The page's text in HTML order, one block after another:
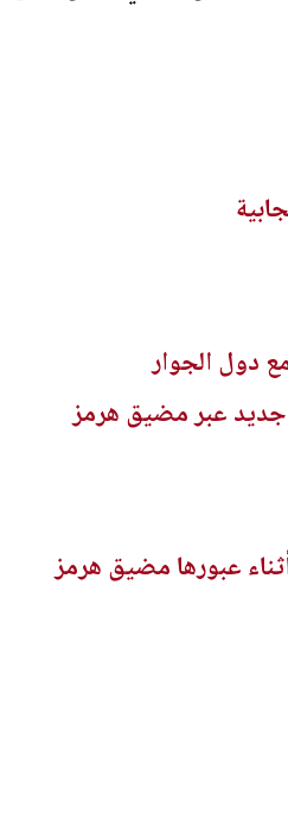
دول الجوار
عبر مضيق هرمز
عبورها مضيق هرمز